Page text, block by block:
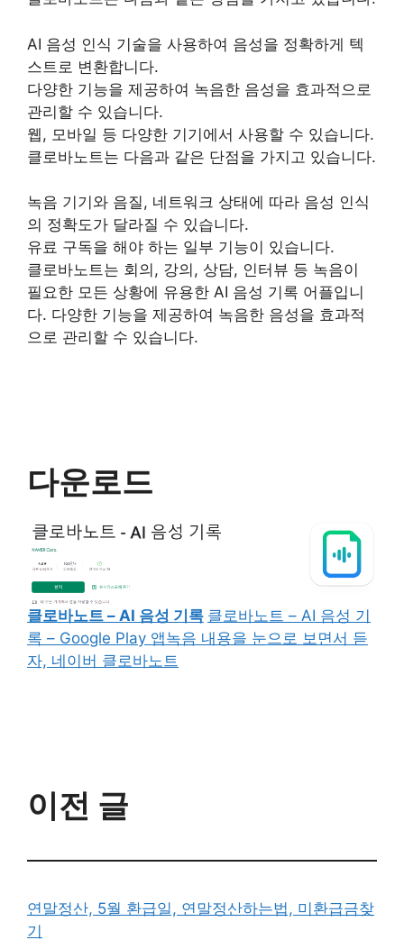
AI 음성 인식 기술을 사용하여 음성을 정확하게 텍
스트로 변환합니다.
다양한 기능을 제공하여 녹음한 음성을 효과적으로
관리할 수 있습니다.
웹, 모바일 등 다양한 기기에서 사용할 수 있습니다.
클로바노트는 다음과 같은 단점을 가지고 있습니다.
녹음 기기와 음질, 네트워크 상태에 따라 음성 인식
의 정확도가 달라질 수 있습니다.
유료 구독을 해야 하는 일부 기능이 있습니다.
클로바노트는 회의, 강의, 상담, 인터뷰 등 녹음이
필요한 모든 상황에 유용한 AI 음성 기록 어플입니
다. 다양한 기능을 제공하여 녹음한 음성을 효과적
으로 관리할 수 있습니다.
다운로드
클로바노트 – AI 음성 기록 클로바노트 – AI 음성 기
록 – Google Play 앱녹음 내용을 눈으로 보면서 듣
자, 네이버 클로바노트
이전 글
연말정산, 5월 환급일, 연말정산하는법, 미환급금찾
기